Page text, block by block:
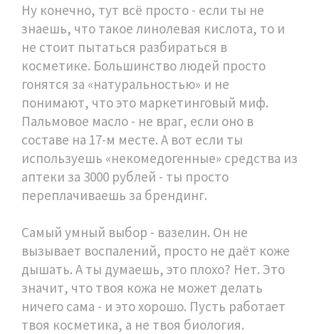
Ну конечно, тут всё просто - если ты не
знаешь, что такое линолевая кислота, то и
не стоит пытаться разбираться в
косметике. Большинство людей просто
гонятся за «натуральностью» и не
понимают, что это маркетинговый миф.
Пальмовое масло - не враг, если оно в
составе на 17-м месте. А вот если ты
используешь «некомедогенные» средства из
аптеки за 3000 рублей - ты просто
переплачиваешь за брендинг.
Самый умный выбор - вазелин. Он не
вызывает воспалений, просто не даёт коже
дышать. А ты думаешь, это плохо? Нет. Это
значит, что твоя кожа не может делать
ничего сама - и это хорошо. Пусть работает
твоя косметика, а не твоя биология.